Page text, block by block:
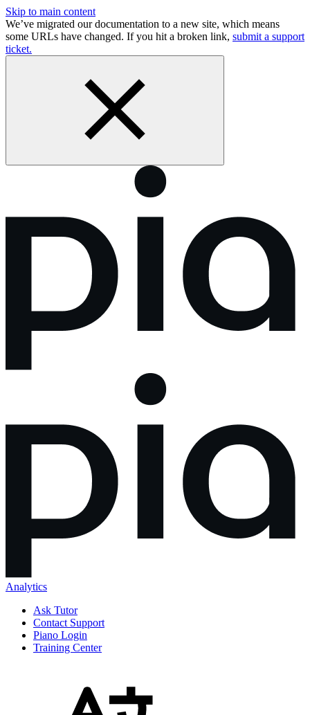
Skip to main content
We’ve migrated our documentation to a new site, which means
some URLs have changed. If you hit a broken link, submit a support
ticket.
Analytics
Ask Tutor
Contact Support
Piano Login
Training Center